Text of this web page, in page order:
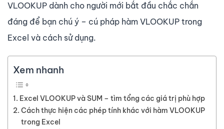
VLOOKUP dành cho người mới bắt đầu chắc chắn
đáng để bạn chú ý – cú pháp hàm VLOOKUP trong
Excel và cách sử dụng.
Xem nhanh
Excel VLOOKUP và SUM – tìm tổng các giá trị phù hợp
Cách thực hiện các phép tính khác với hàm VLOOKUP
trong Excel